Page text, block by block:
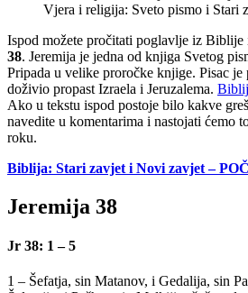
Vjera i religija: Sveto pismo i Stari
Ispod možete pročitati poglavlje iz Biblije
38. Jeremija je jedna od knjiga Svetog
Pripada u velike proročke knjige. Pisac
doživio propast Izraela i Jeruzalema.
Ako u tekstu ispod postoje bilo kakve
navedite u komentarima i nastojati ćemo
roku.
Biblija: Stari zavjet i Novi zavjet –
Jeremija 38
Jr 38: 1 – 5
1 – Šefatja, sin Matanov, i Gedalija, sin